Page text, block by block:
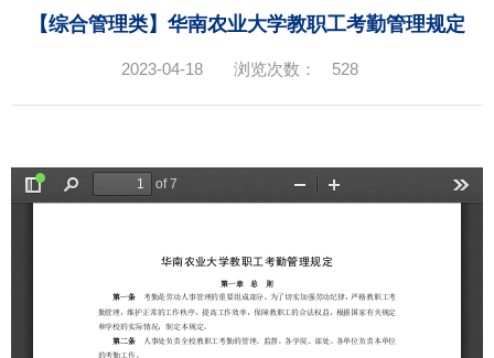
【综合管理类】华南农业大学教职工考勤管理规定
2023-04-18 浏览次数： 528